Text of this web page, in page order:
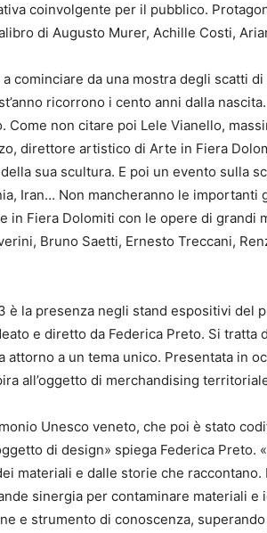
coinvolgente per il pubblico.
di Augusto Murer, Achille Costi,
cominciare da una mostra degli scatti di
ricorrono i cento anni dalla
Come non citare poi Lele Vianello,
direttore artistico di Arte in Fiera
sua scultura. E poi un evento sulla
Iran… Non mancheranno le importanti
in Fiera Dolomiti con le opere di grandi
Bruno Saetti, Ernesto Treccani,
è la presenza negli stand espositivi del
e diretto da Federica Preto. Si tratta
a un tema unico. Presentata in
all’oggetto di merchandising
Unesco veneto, che poi è stato
di design» spiega Federica Preto.
materiali e dalle storie che raccontano.
sinergia per contaminare materiali e
e strumento di conoscenza,